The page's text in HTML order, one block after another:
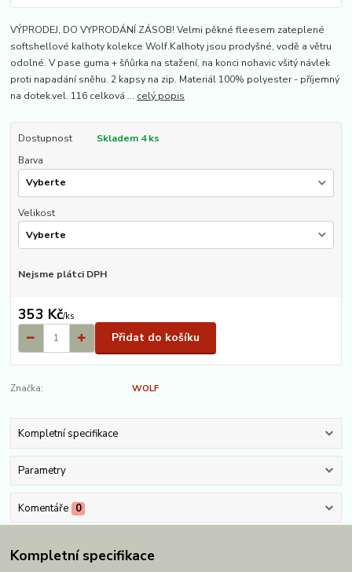
VÝPRODEJ, DO VYPRODÁNÍ ZÁSOB! Velmi pěkné fleesem zateplené
softshellové kalhoty kolekce Wolf.Kalhoty jsou prodyšné, vodě a větru
odolné. V pase guma + šňůrka na stažení, na konci nohavic všitý návlek
proti napadání sněhu. 2 kapsy na zip. Materiál 100% polyester - příjemný
na dotek.vel. 116 celková ... celý popis
Dostupnost
Skladem 4 ks
Barva
Velikost
Nejsme plátci DPH
353 Kč/ks
Přidat do košíku
Značka: WOLF
Kompletní specifikace
Parametry
Komentáře 0
Kompletní specifikace